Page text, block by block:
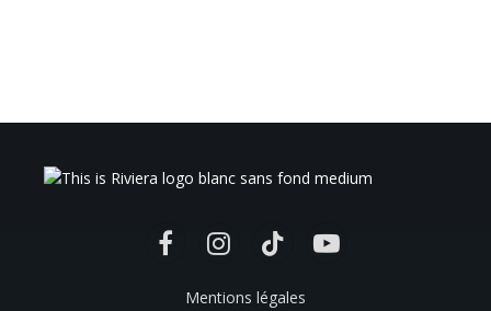
FacebookInstagramTikTok YouTube
Mentions légales